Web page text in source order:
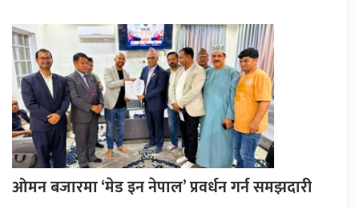
ओमन बजारमा ‘मेड इन नेपाल’ प्रवर्धन गर्न समझदारी